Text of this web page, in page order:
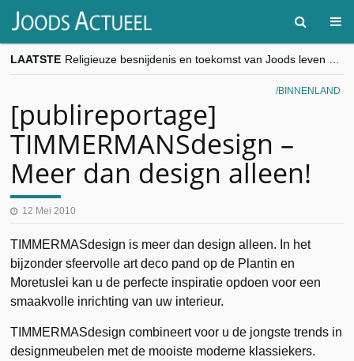
LAATSTE
“Besnijdenisdebat toont hoe moeilijk seculiere Westen minderheden begrijpt”, Jinnih Beels (Vooruit)
CITYTRIP | ROEMENIË – Boekarest: de verrassing van Oost-Europa
BINNENLAND
[publireportage]
TIMMERMANSdesign –
Meer dan design alleen!
12 Mei 2010
TIMMERMASdesign is meer dan design alleen. In het
bijzonder sfeervolle art deco pand op de Plantin en
Moretuslei kan u de perfecte inspiratie opdoen voor een
smaakvolle inrichting van uw interieur.
TIMMERMASdesign combineert voor u de jongste trends in
designmeubelen met de mooiste moderne klassiekers.